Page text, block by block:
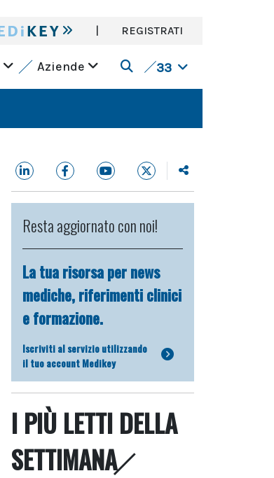
| REGISTRATI
Aziende 33
Resta aggiornato con noi!
La tua risorsa per news
mediche, riferimenti clinici
e formazione.
Iscriviti al servizio utilizzando
il tuo account Medikey
I PIÙ LETTI DELLA
SETTIMANA